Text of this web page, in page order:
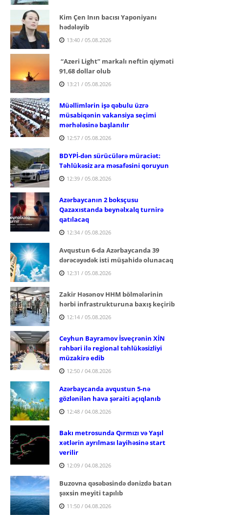
Kim Çen Inın bacısı Yaponiyanı
hədələyib
13:40 / 05.08.2026
“Azeri Light” markalı neftin qiyməti
91,68 dollar olub
13:21 / 05.08.2026
Müəllimlərin işə qəbulu üzrə
müsabiqənin vakansiya seçimi
mərhələsinə başlanılır
12:57 / 05.08.2026
BDYPİ-dən sürücülərə müraciət:
Təhlükəsiz ara məsafəsini qoruyun
12:39 / 05.08.2026
Azərbaycanın 2 boksçusu
Qazaxıstanda beynəlxalq turnirə
qatılacaq
12:34 / 05.08.2026
Avqustun 6-da Azərbaycanda 39
dərəcəyədək isti müşahidə olunacaq
12:31 / 05.08.2026
Zakir Həsənov HHM bölmələrinin
hərbi infrastrukturuna baxış keçirib
12:14 / 05.08.2026
Ceyhun Bayramov İsveçrənin XİN
rəhbəri ilə regional təhlükəsizliyi
müzakirə edib
12:50 / 04.08.2026
Azərbaycanda avqustun 5-nə
gözlənilən hava şəraiti açıqlanıb
12:48 / 04.08.2026
Bakı metrosunda Qırmızı və Yaşıl
xətlərin ayrılması layihəsinə start
verilir
12:09 / 04.08.2026
Buzovna qəsəbəsində dənizdə batan
şəxsin meyiti tapılıb
11:50 / 04.08.2026